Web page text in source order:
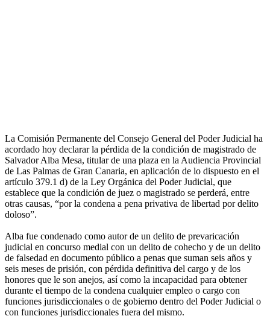
La Comisión Permanente del Consejo General del Poder Judicial ha
acordado hoy declarar la pérdida de la condición de magistrado de
Salvador Alba Mesa, titular de una plaza en la Audiencia Provincial
de Las Palmas de Gran Canaria, en aplicación de lo dispuesto en el
artículo 379.1 d) de la Ley Orgánica del Poder Judicial, que
establece que la condición de juez o magistrado se perderá, entre
otras causas, “por la condena a pena privativa de libertad por delito
doloso”.
Alba fue condenado como autor de un delito de prevaricación
judicial en concurso medial con un delito de cohecho y de un delito
de falsedad en documento público a penas que suman seis años y
seis meses de prisión, con pérdida definitiva del cargo y de los
honores que le son anejos, así como la incapacidad para obtener
durante el tiempo de la condena cualquier empleo o cargo con
funciones jurisdiccionales o de gobierno dentro del Poder Judicial o
con funciones jurisdiccionales fuera del mismo.